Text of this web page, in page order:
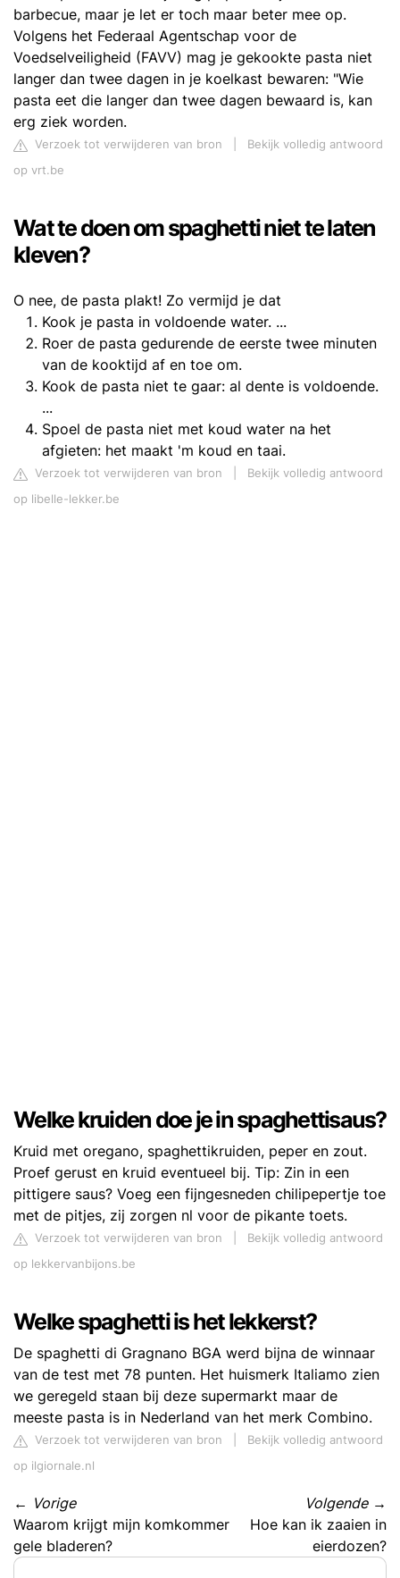
barbecue, maar je let er toch maar beter mee op.
Volgens het Federaal Agentschap voor de
Voedselveiligheid (FAVV) mag je gekookte pasta niet
langer dan twee dagen in je koelkast bewaren: "Wie
pasta eet die langer dan twee dagen bewaard is, kan
erg ziek worden.
Verzoek tot verwijderen van bron
Bekijk volledig antwoord
op vrt.be
Wat te doen om spaghetti niet te laten
kleven?
O nee, de pasta plakt! Zo vermijd je dat
​Kook je pasta in voldoende water. ...
Roer de pasta gedurende de eerste twee minuten
van de kooktijd af en toe om.
Kook de pasta niet te gaar: al dente is voldoende.
...
Spoel de pasta niet met koud water na het
afgieten: het maakt 'm koud en taai.
Verzoek tot verwijderen van bron
Bekijk volledig antwoord
op libelle-lekker.be
Welke kruiden doe je in spaghettisaus?
Kruid met oregano, spaghettikruiden, peper en zout.
Proef gerust en kruid eventueel bij. Tip: Zin in een
pittigere saus? Voeg een fijngesneden chilipepertje toe
met de pitjes, zij zorgen nl voor de pikante toets.
Verzoek tot verwijderen van bron
Bekijk volledig antwoord
op lekkervanbijons.be
Welke spaghetti is het lekkerst?
De spaghetti di Gragnano BGA werd bijna de winnaar
van de test met 78 punten. Het huismerk Italiamo zien
we geregeld staan bij deze supermarkt maar de
meeste pasta is in Nederland van het merk Combino.
Verzoek tot verwijderen van bron
Bekijk volledig antwoord
op ilgiornale.nl
← Vorige
Waarom krijgt mijn komkommer
gele bladeren?
Volgende→
Hoe kan ik zaaien in
eierdozen?